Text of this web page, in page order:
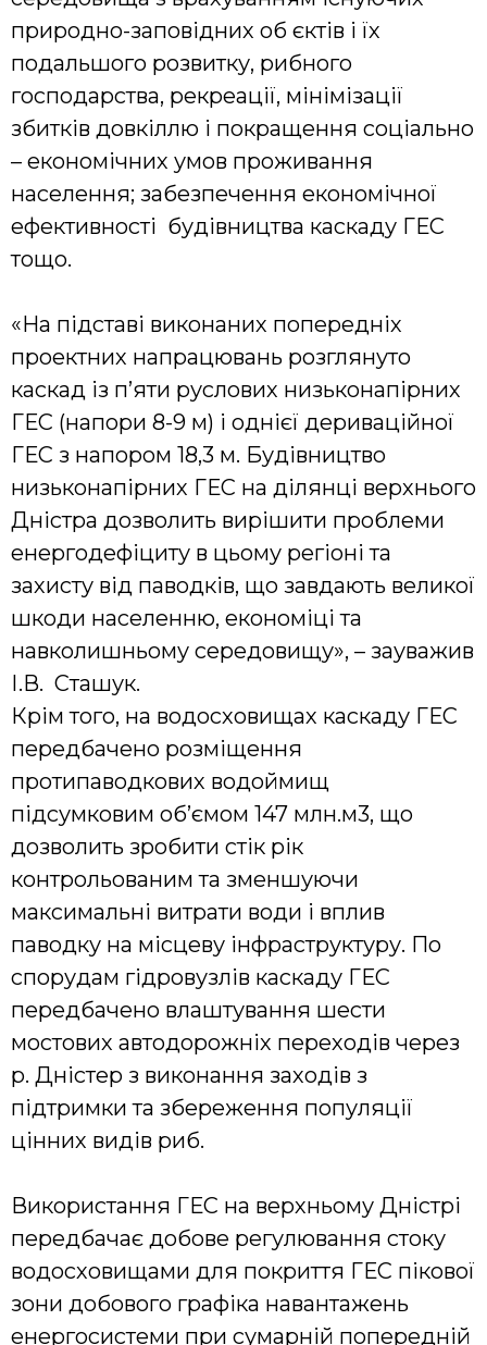
природно-заповідних об єктів і їх
подальшого розвитку, рибного
господарства, рекреації, мінімізації
збитків довкіллю і покращення соціально
– економічних умов проживання
населення; забезпечення економічної
ефективності будівництва каскаду ГЕС
тощо.
«На підставі виконаних попередніх
проектних напрацювань розглянуто
каскад із п’яти руслових низьконапірних
ГЕС (напори 8-9 м) і однієї дериваційної
ГЕС з напором 18,3 м. Будівництво
низьконапірних ГЕС на ділянці верхнього
Дністра дозволить вирішити проблеми
енергодефіциту в цьому регіоні та
захисту від паводків, що завдають великої
шкоди населенню, економіці та
навколишньому середовищу», – зауважив
І.В. Сташук.
Крім того, на водосховищах каскаду ГЕС
передбачено розміщення
протипаводкових водоймищ
підсумковим об’ємом 147 млн.м3, що
дозволить зробити стік рік
контрольованим та зменшуючи
максимальні витрати води і вплив
паводку на місцеву інфраструктуру. По
спорудам гідровузлів каскаду ГЕС
передбачено влаштування шести
мостових автодорожніх переходів через
р. Дністер з виконання заходів з
підтримки та збереження популяції
цінних видів риб.
Використання ГЕС на верхньому Дністрі
передбачає добове регулювання стоку
водосховищами для покриття ГЕС пікової
зони добового графіка навантажень
енергосистеми при сумарній попередній